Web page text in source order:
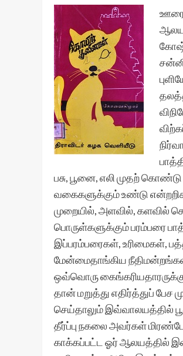
பசு, பூனை, எலி முதற்
வகைகளுக்கும் உண்டு
முறையில், அளவில், களவில்
பொருள்களுக்கும் பரம்பரை
இப்பரம்பரைகள், உரிமைகள்,
மேன்மைதாங்கிய
ஒவ்வொரு
தான் மறுத்து எதிர்த்துப் பேச
செய்தாலும் இவ்வாலயத்தில்
தீர்ப்பு நகலை அவர்கள்
காக்கப்பட்ட ஓர் ஆலயத்தில்